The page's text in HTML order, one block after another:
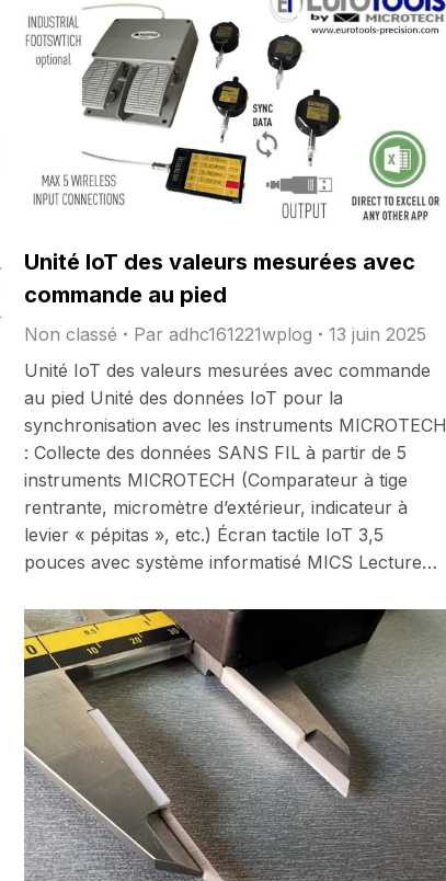
Unité IoT des valeurs mesurées avec
commande au pied
Non classé Par adhc161221wplog
13 juin 2025
Unité IoT des valeurs mesurées avec commande
au pied Unité des données IoT pour la
synchronisation avec les instruments MICROTECH
: Collecte des données SANS FIL à partir de 5
instruments MICROTECH (Comparateur à tige
rentrante, micromètre d’extérieur, indicateur à
levier « pépitas », etc.) Écran tactile IoT 3,5
pouces avec système informatisé MICS Lecture…